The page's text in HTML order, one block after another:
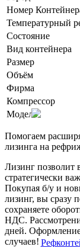
Номер
Температурный
Состояние
Вид контейнера
Размер
Объём
Фирма
Компрессор
Модель
Помогаем
лизинга на
Лизинг позволит
стратегически
Покупая б/у и
лизинг, вы сразу
сохраняете
НДС.
дней.
случаев!